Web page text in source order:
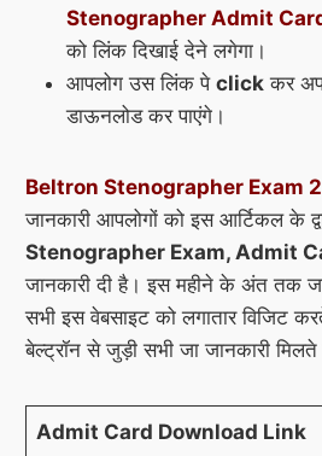
Stenographer Admit
को लिंक दिखाई देने लगेगा।
आपलोग उस लिंक पे clickकर
डाऊनलोड कर पाएंगे।
Beltron Stenographer Exam
जानकारी आपलोगों को इस आर्टिकल के
Stenographer Exam, Admit
जानकारी दी है। इस महीने के अंत तक
सभी इस वेबसाइट को लगातार विजिट
बेल्ट्रॉन से जुड़ी सभी जा जानकारी मिलते
Admit Card Download Link